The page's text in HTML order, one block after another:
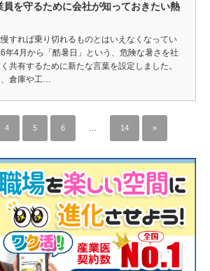
員を守るために会社が知っておきたい熱
すれば乗り切れるものとはいえなくなってい
年4月から「酷暑日」という、危険な暑さを社
共有するために新たな言葉を設定しました。
、倉庫や工…
4 5 6 14 »